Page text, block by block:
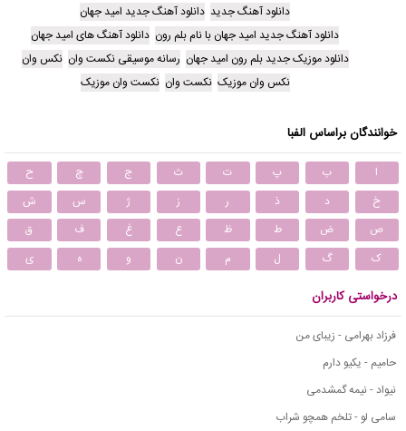
دانلود آهنگ جدید دانلود آهنگ جدید امید جهان
دانلود آهنگ جدید امید جهان با نام بلم رون دانلود آهنگ های امید جهان
دانلود موزیک جدید بلم رون امید جهان رسانه موسیقی نکست وان نکس وان
نکس وان موزیک نکست وان نکست وان موزیک
خوانندگان براساس الفبا
ا ب پ ت ث ج چ
ح
خ
د ذ ر ز ژ س
ش
ص
ض ط ظ ع غ ف
ق
ک
گ ل م ن و ه ی
درخواستی کاربران
فرزاد بهرامی - زیبای من
حامیم - یکیو دارم
نیواد - نیمه گمشدمی
سامی لو - تلخم همچو شراب